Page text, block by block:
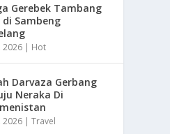
Gerebek Tambang
di Sambeng
2026 | Hot
Darvaza Gerbang
Neraka Di
2026 |Travel